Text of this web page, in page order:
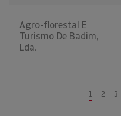
Agro-florestal E
Turismo De Badim,
Lda.
1 2 3